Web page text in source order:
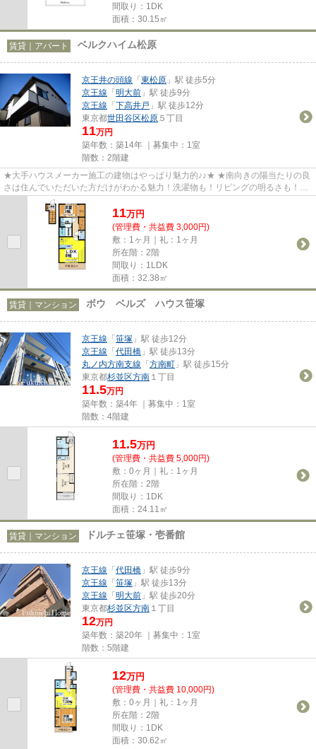
間取り：1DK
面積：30.15㎡
賃貸｜アパート ベルクハイム松原
京王井の頭線 「東松原 」駅 徒歩5分
京王線 「明大前 」駅 徒歩9分
京王線 「下高井戸 」駅 徒歩12分
東京都世田谷区松原 ５丁目
11万円
築年数：築14年 ｜募集中： 1室
階数：2階建
★大手ハウスメーカー施工の建物はやっぱり魅力的♪♪★ ★南向きの陽当たりの良
さは住んでいただいた方だけがわかる魅力！洗濯物も！リビングの明るさも！二
面の窓から吹き抜ける風も！コ...
11万円
(管理費・共益費 3,000円)
敷：1ヶ月｜礼：1ヶ月
所在階：2階
間取り：1LDK
面積：32.38㎡
賃貸｜マンション ボウ ベルズ ハウス笹塚
京王線 「笹塚 」駅 徒歩12分
京王線 「代田橋 」駅 徒歩13分
丸ノ内方南支線 「方南町 」駅 徒歩15分
東京都杉並区方南 １丁目
11.5万円
築年数：築4年 ｜募集中： 1室
階数：4階建
11.5万円
(管理費・共益費 5,000円)
敷：0ヶ月｜礼：1ヶ月
所在階：2階
間取り：1DK
面積：24.11㎡
賃貸｜マンション ドルチェ笹塚・壱番館
京王線 「代田橋 」駅 徒歩9分
京王線 「笹塚 」駅 徒歩13分
京王線 「明大前 」駅 徒歩20分
東京都杉並区方南 １丁目
12万円
築年数：築20年 ｜募集中： 1室
階数：5階建
12万円
(管理費・共益費 10,000円)
敷：0ヶ月｜礼：1ヶ月
所在階：2階
間取り：1DK
面積：30.62㎡